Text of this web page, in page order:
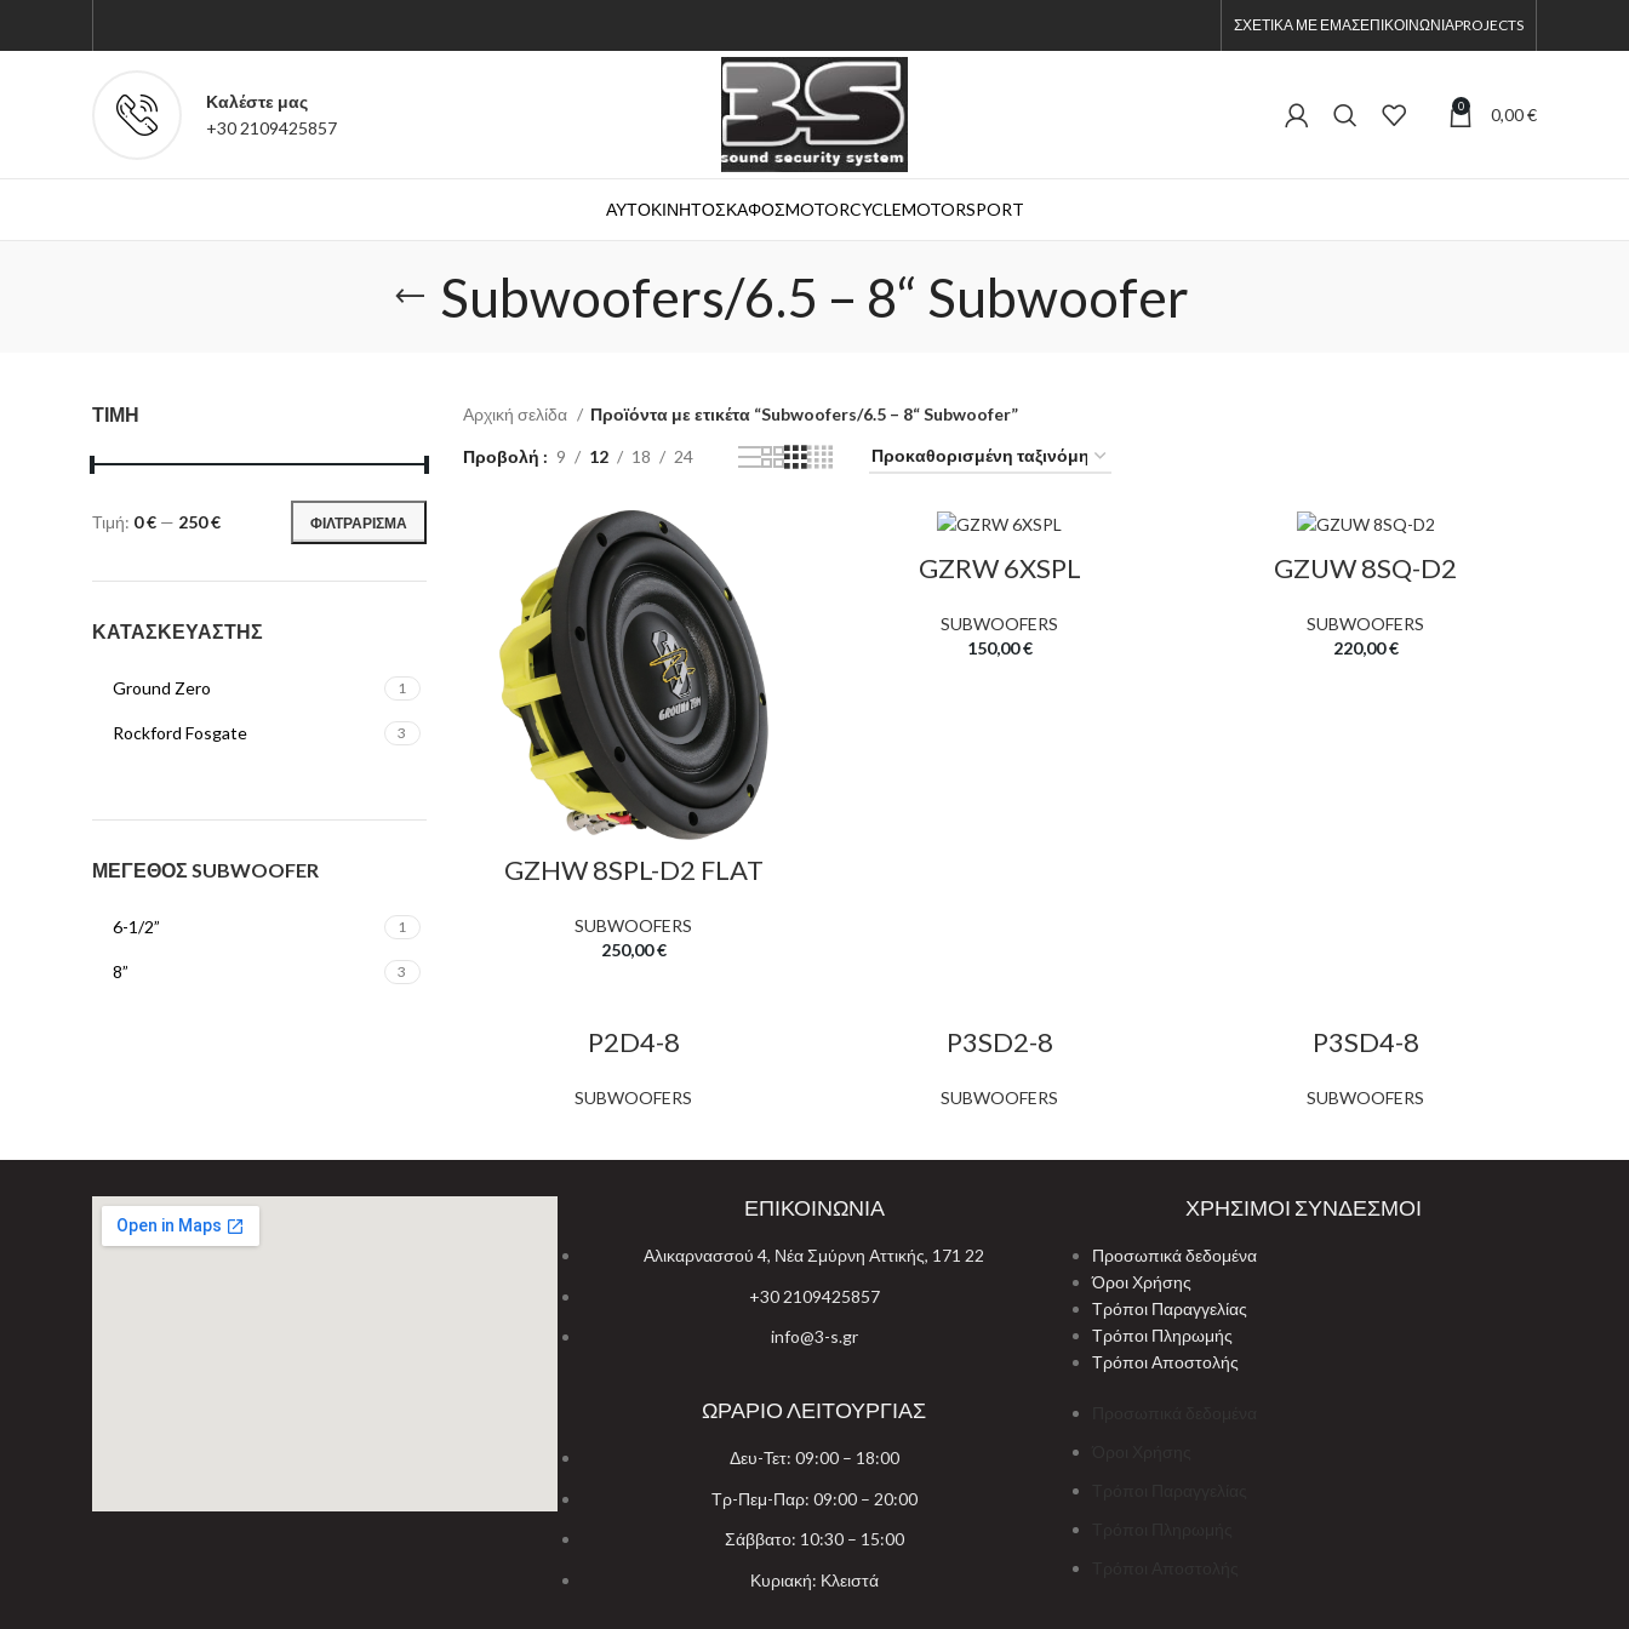
ΣΧΕΤΙΚΑ ΜΕ ΕΜΑΣΕΠΙΚΟΙΝΩΝΙΑPROJECTS
Καλέστε μας
+30 2109425857
0 0,00€
ΑΥΤΟΚΙΝΗΤΟΣΚΑΦΟΣMOTORCYCLEMOTORSPORT
Subwoofers/6.5 – 8“ Subwoofer
ΤΙΜΗ
ΦΙΛΤΡΑΡΙΣΜΑ
Τιμή: 0 € — 250 €
ΚΑΤΑΣΚΕΥΑΣΤΗΣ
Ground Zero 1
Rockford Fosgate 3
ΜΕΓΕΘΟΣ SUBWOOFER
6-1/2” 1
8” 3
Αρχική σελίδα Προϊόντα με ετικέτα “Subwoofers/6.5 – 8“ Subwoofer”
Προβολή 9 12 18 24
GZHW 8SPL-D2 FLAT
SUBWOOFERS
250,00€
GZRW 6XSPL
SUBWOOFERS
150,00€
GZUW 8SQ-D2
SUBWOOFERS
220,00€
P2D4-8
SUBWOOFERS
P3SD2-8
SUBWOOFERS
P3SD4-8
SUBWOOFERS
ΕΠΙΚΟΙΝΩΝΙΑ
Αλικαρνασσού 4, Νέα Σμύρνη Αττικής, 171 22
+30 2109425857
info@3-s.gr
ΩΡΑΡΙΟ ΛΕΙΤΟΥΡΓΙΑΣ
Δευ-Τετ: 09:00 – 18:00
Τρ-Πεμ-Παρ: 09:00 – 20:00
Σάββατο: 10:30 – 15:00
Κυριακή: Κλειστά
ΧΡΗΣΙΜΟΙ ΣΥΝΔΕΣΜΟΙ
Προσωπικά δεδομένα
Όροι Χρήσης
Τρόποι Παραγγελίας
Τρόποι Πληρωμής
Τρόποι Αποστολής